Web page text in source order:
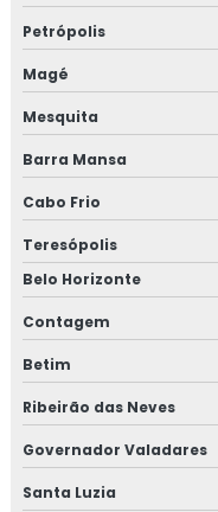
Petrópolis
Magé
Mesquita
Barra Mansa
Cabo Frio
Teresópolis
Belo Horizonte
Contagem
Betim
Ribeirão das Neves
Governador Valadares
Santa Luzia